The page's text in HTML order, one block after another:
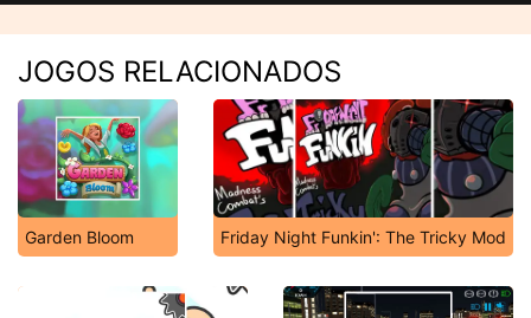
JOGOS RELACIONADOS
Garden Bloom Friday Night Funkin': The Tricky Mod